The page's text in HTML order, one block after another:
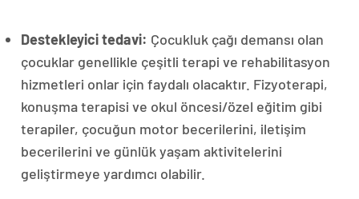
Destekleyici tedavi: Çocukluk çağı demansı olan
çocuklar genellikle çeşitli terapi ve rehabilitasyon
hizmetleri onlar için faydalı olacaktır. Fizyoterapi,
konuşma terapisi ve okul öncesi/özel eğitim gibi
terapiler, çocuğun motor becerilerini, iletişim
becerilerini ve günlük yaşam aktivitelerini
geliştirmeye yardımcı olabilir.